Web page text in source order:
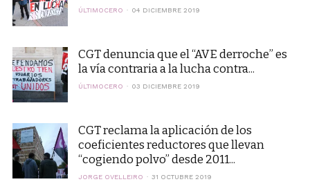
ÚLTIMOCERO 04 DICIEMBRE 2019
CGT denuncia que el “AVE derroche” es
la vía contraria a la lucha contra...
ÚLTIMOCERO 03 DICIEMBRE 2019
CGT reclama la aplicación de los
coeficientes reductores que llevan
“cogiendo polvo” desde 2011...
JORGE OVELLEIRO 31 OCTUBRE 2019